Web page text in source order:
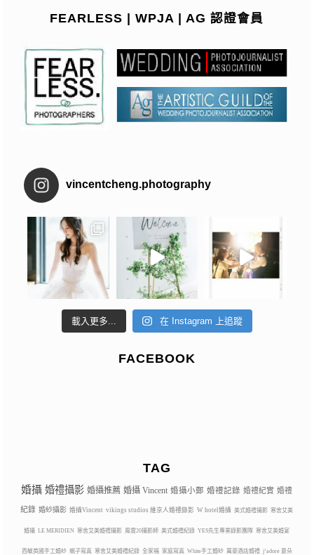
FEARLESS | WPJA | AG 認證會員
vincentcheng.photography
載入更多... 在 Instagram 上追蹤
FACEBOOK
TAG
婚攝 婚禮攝影 婚攝推薦 婚攝 Vincent 婚攝小鄭 婚禮記錄 婚禮紀實 婚禮
紀錄 婚紗攝影 婚攝Vincent vikings studios 維京人婚禮錄影 W hotel婚攝 美式婚禮攝影 寒舍艾美
婚攝 LE MERIDIEN 寒舍艾美婚禮攝影 風雲20攝影師 美式婚禮紀錄 YES先生專業錄影團隊 寒舍艾美婚宴
西敏英國手工婚紗 親子寫真 寒舍艾美婚禮紀錄 全家福 家庭寫真 White手工婚紗 萬豪酒店婚禮 j’adore 夏朵